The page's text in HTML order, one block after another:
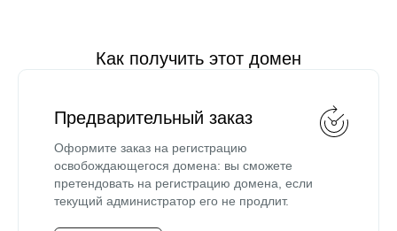
Как получить этот домен
Предварительный заказ
Оформите заказ на регистрацию
освобождающегося домена: вы сможете
претендовать на регистрацию домена, если
текущий администратор его не продлит.